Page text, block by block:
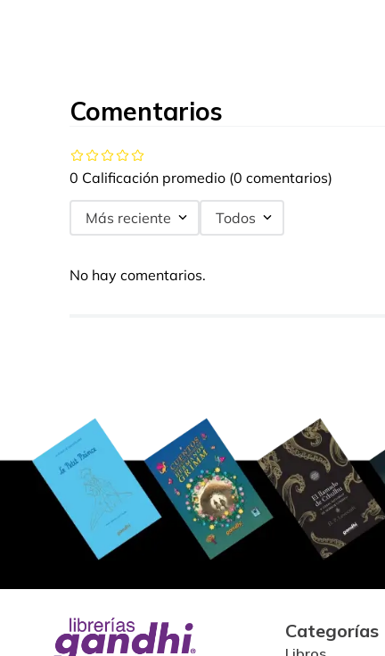
Comentarios
0 Calificación promedio (0 comentarios)
Más reciente Todos
No hay comentarios.
Categorías